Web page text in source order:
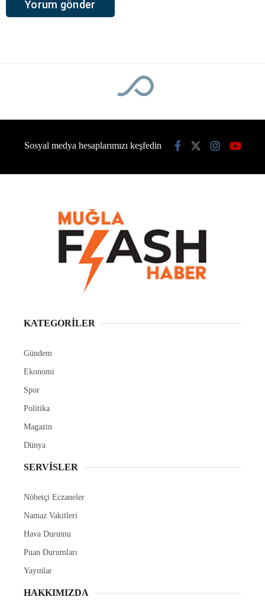
Sosyal medya hesaplarımızı keşfedin
KATEGORİLER
Gündem
Ekonomi
Spor
Politika
Magazin
Dünya
SERVİSLER
Nöbetçi Eczaneler
Namaz Vakitleri
Hava Durumu
Puan Durumları
Yayınlar
HAKKIMIZDA